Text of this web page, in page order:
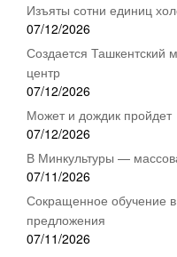
Изъяты сотни единиц
07/12/2026
Создается
центр
07/12/2026
Может и дождик пройдет
07/12/2026
В Минкультуры —
07/11/2026
Сокращенное обучение в
предложения
07/11/2026